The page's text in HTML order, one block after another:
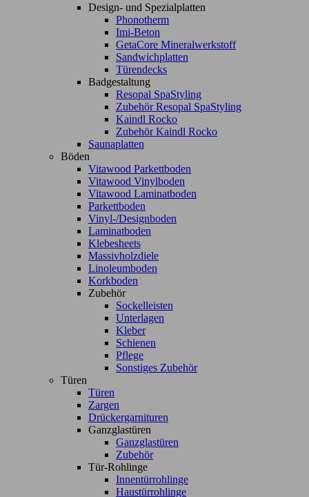
Design- und Spezialplatten
Phonotherm
Imi-Beton
GetaCore Mineralwerkstoff
Sandwichplatten
Türendecks
Badgestaltung
Resopal SpaStyling
Zubehör Resopal SpaStyling
Kaindl Rocko
Zubehör Kaindl Rocko
Saunaplatten
Böden
Vitawood Parkettboden
Vitawood Vinylboden
Vitawood Laminatboden
Parkettboden
Vinyl-/Designboden
Laminatboden
Klebesheets
Massivholzdiele
Linoleumboden
Korkboden
Zubehör
Sockelleisten
Unterlagen
Kleber
Schienen
Pflege
Sonstiges Zubehör
Türen
Türen
Zargen
Drückergarnituren
Ganzglastüren
Ganzglastüren
Zubehör
Tür-Rohlinge
Innentürrohlinge
Haustürrohlinge